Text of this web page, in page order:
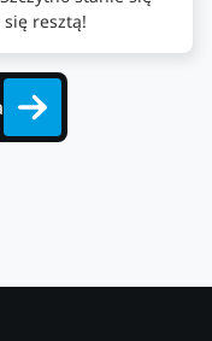
resztą!